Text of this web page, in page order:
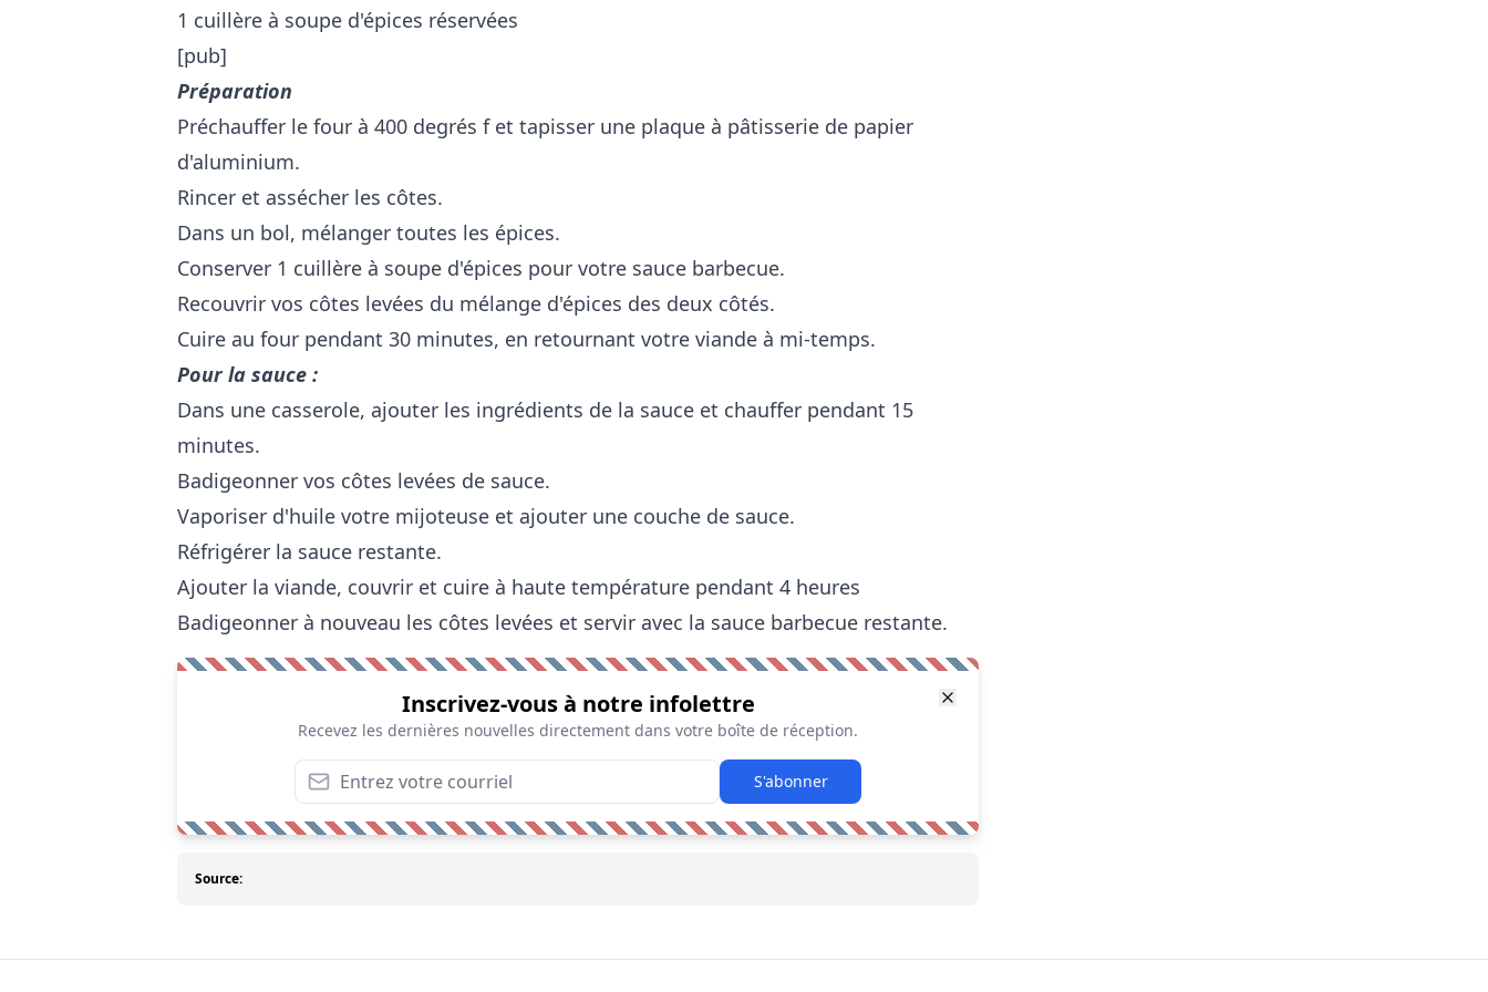
1 cuillère à soupe d'épices réservées
[pub]
Préparation
Préchauffer le four à 400 degrés f et tapisser une plaque à pâtisserie de papier
d'aluminium.
Rincer et assécher les côtes.
Dans un bol, mélanger toutes les épices.
Conserver 1 cuillère à soupe d'épices pour votre sauce barbecue.
Recouvrir vos côtes levées du mélange d'épices des deux côtés.
Cuire au four pendant 30 minutes, en retournant votre viande à mi-temps.
Pour la sauce :
Dans une casserole, ajouter les ingrédients de la sauce et chauffer pendant 15
minutes.
Badigeonner vos côtes levées de sauce.
Vaporiser d'huile votre mijoteuse et ajouter une couche de sauce.
Réfrigérer la sauce restante.
Ajouter la viande, couvrir et cuire à haute température pendant 4 heures
Badigeonner à nouveau les côtes levées et servir avec la sauce barbecue restante.
Inscrivez-vous à notre infolettre
Recevez les dernières nouvelles directement dans votre boîte de réception.
S'abonner
Source: